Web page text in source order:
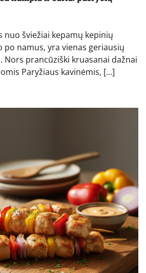
nuo šviežiai kepamų kepinių
namus, yra vienas geriausių
Nors prancūziški kruasanai dažnai
Paryžiaus kavinėmis, […]